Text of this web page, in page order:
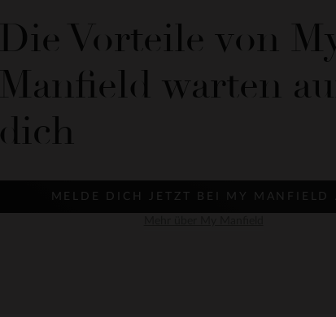
Die Vorteile von
Manfield warten
dich
MELDE DICH JETZT BEI MY MANFIELD